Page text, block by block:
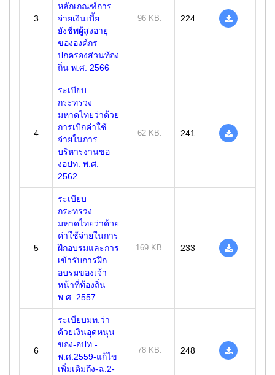
3
หลักเกณฑ์การ
จ่ายเงินเบี้ย
ยังชีพผู้สูงอายุ
ขององค์กร
ปกครองส่วนท้อง
ถิ่น พ.ศ. 2566
96 KB. 224
4
ระเบียบ
กระทรวง
มหาดไทยว่าด้วย
การเบิกค่าใช้
จ่ายในการ
บริหารงานขอ
งอปท. พ.ศ.
2562
62 KB. 241
5
ระเบียบ
กระทรวง
มหาดไทยว่าด้วย
ค่าใช้จ่ายในการ
ฝึกอบรมและการ
เข้ารับการฝึก
อบรมของเจ้า
หน้าที่ท้องถิ่น
พ.ศ. 2557
169 KB. 233
6
ระเบียบมท.ว่า
ด้วยเงินอุดหนุน
ของ-อปท.-
พ.ศ.2559-แก้ไข
เพิ่มเติมถึง-ฉ.2-
78 KB. 248